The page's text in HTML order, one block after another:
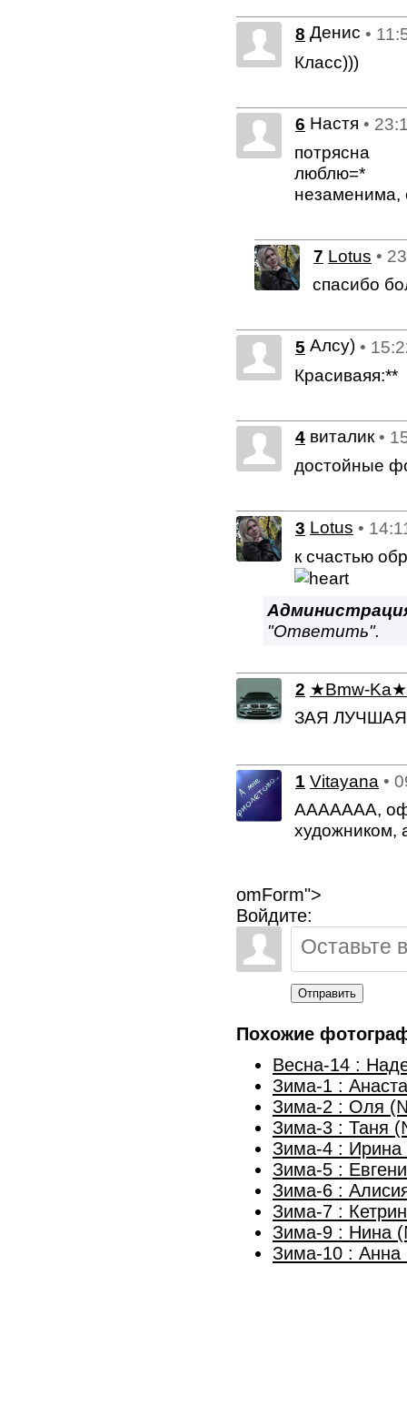
8 Денис •
Класс)))
6 Настя •
потрясна
люблю=*
незаменима,
7 Lotus •
спасибо
5 Алсу) •
Красиваяя:**
4 виталик •
достойные
3 Lotus •
к счастью
"Ответить".
2 ★Bmw-Ka★
ЗАЯ
1 Vitayana •
ААААААА,
художником,
omForm">
Войдите:
Отправить
Похожие
Весна-14 :
Зима-1 :
Зима-2 : Оля
Зима-3 : Таня
Зима-4 :
Зима-5 :
Зима-6 :
Зима-7 :
Зима-9 : Нина
Зима-10 :